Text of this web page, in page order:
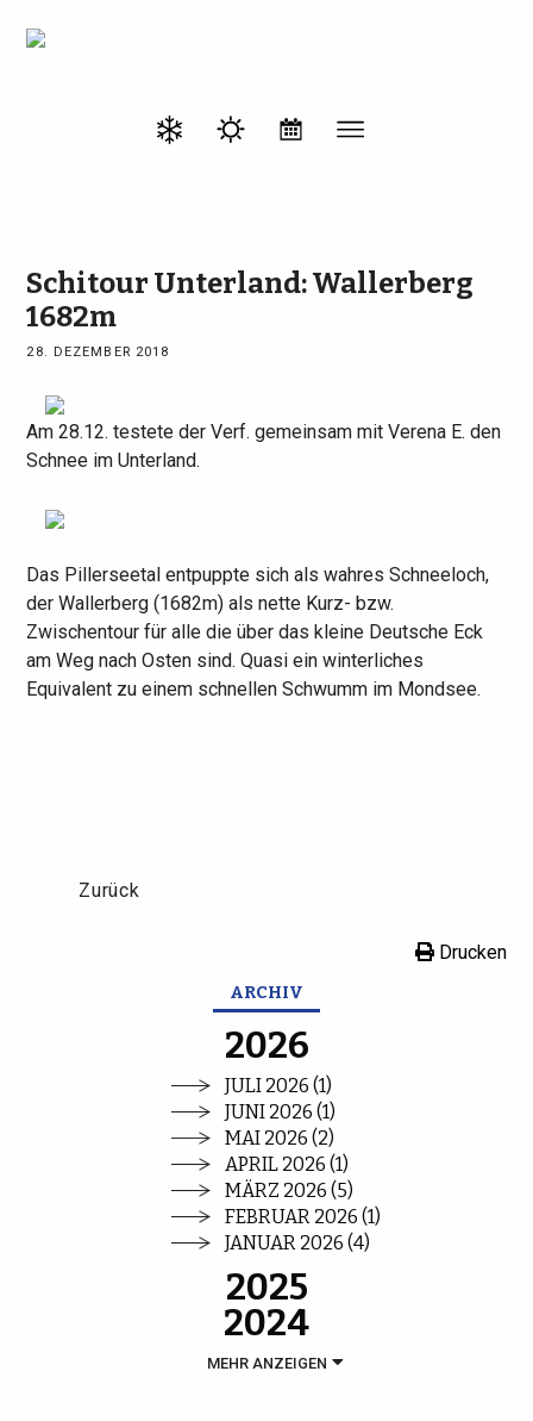
Schitour Unterland: Wallerberg
1682m
28. DEZEMBER 2018
Am 28.12. testete der Verf. gemeinsam mit Verena E. den
Schnee im Unterland.
Das Pillerseetal entpuppte sich als wahres Schneeloch,
der Wallerberg (1682m) als nette Kurz- bzw.
Zwischentour für alle die über das kleine Deutsche Eck
am Weg nach Osten sind. Quasi ein winterliches
Equivalent zu einem schnellen Schwumm im Mondsee.
Zurück
Drucken
ARCHIV
2026
JULI 2026 (1)
JUNI 2026 (1)
MAI 2026 (2)
APRIL 2026 (1)
MÄRZ 2026 (5)
FEBRUAR 2026 (1)
JANUAR 2026 (4)
2025
2024
MEHR ANZEIGEN